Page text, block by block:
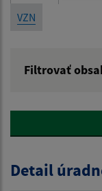
VZN
Filtrovať
Popis:
Dátum
Detail